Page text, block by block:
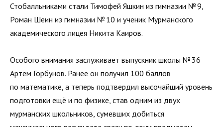
Стобалльниками стали Тимофей Яшкин из гимназии № 9,
Роман Шеин из гимназии № 10 и ученик Мурманского
академического лицея Никита Каиров.
Особого внимания заслуживает выпускник школы № 36
Артём Горбунов. Ранее он получил 100 баллов
по математике, а теперь подтвердил высочайший уровень
подготовки ещё и по физике, став одним из двух
мурманских школьников, сумевших добиться